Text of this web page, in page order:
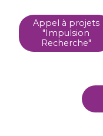
Appel à projets
"Impulsion
Recherche"